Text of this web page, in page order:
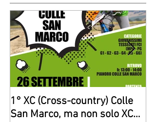
1° XC (Cross-country) Colle
San Marco, ma non solo XC…